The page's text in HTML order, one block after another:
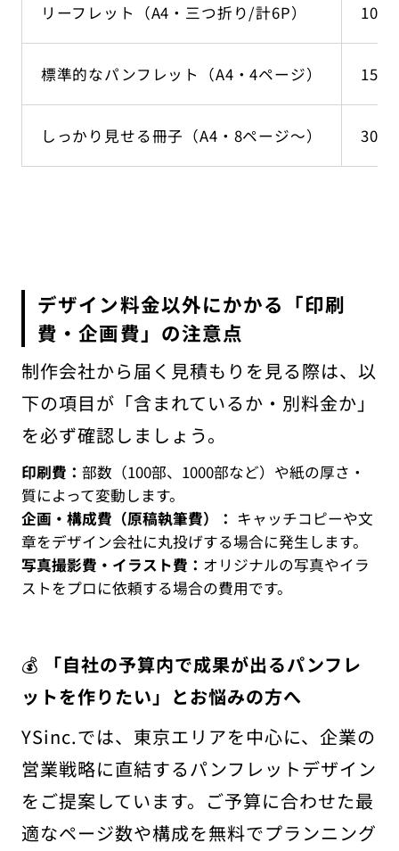
リーフレット（A4・三つ折り/計6P） 10万
標準的なパンフレット（A4・4ページ） 15万
しっかり見せる冊子（A4・8ページ〜） 30万
デザイン料金以外にかかる「印刷
費・企画費」の注意点
制作会社から届く見積もりを見る際は、以
下の項目が「含まれているか・別料金か」
を必ず確認しましょう。
印刷費： 部数（100部、1000部など）や紙の厚さ・
質によって変動します。
企画・構成費（原稿執筆費）： キャッチコピーや文
章をデザイン会社に丸投げする場合に発生します。
写真撮影費・イラスト費： オリジナルの写真やイラ
ストをプロに依頼する場合の費用です。
💰
「自社の予算内で成果が出るパンフレ
ットを作りたい」とお悩みの方へ
YSinc.では、東京エリアを中心に、企業の
営業戦略に直結するパンフレットデザイン
をご提案しています。ご予算に合わせた最
適なページ数や構成を無料でプランニング